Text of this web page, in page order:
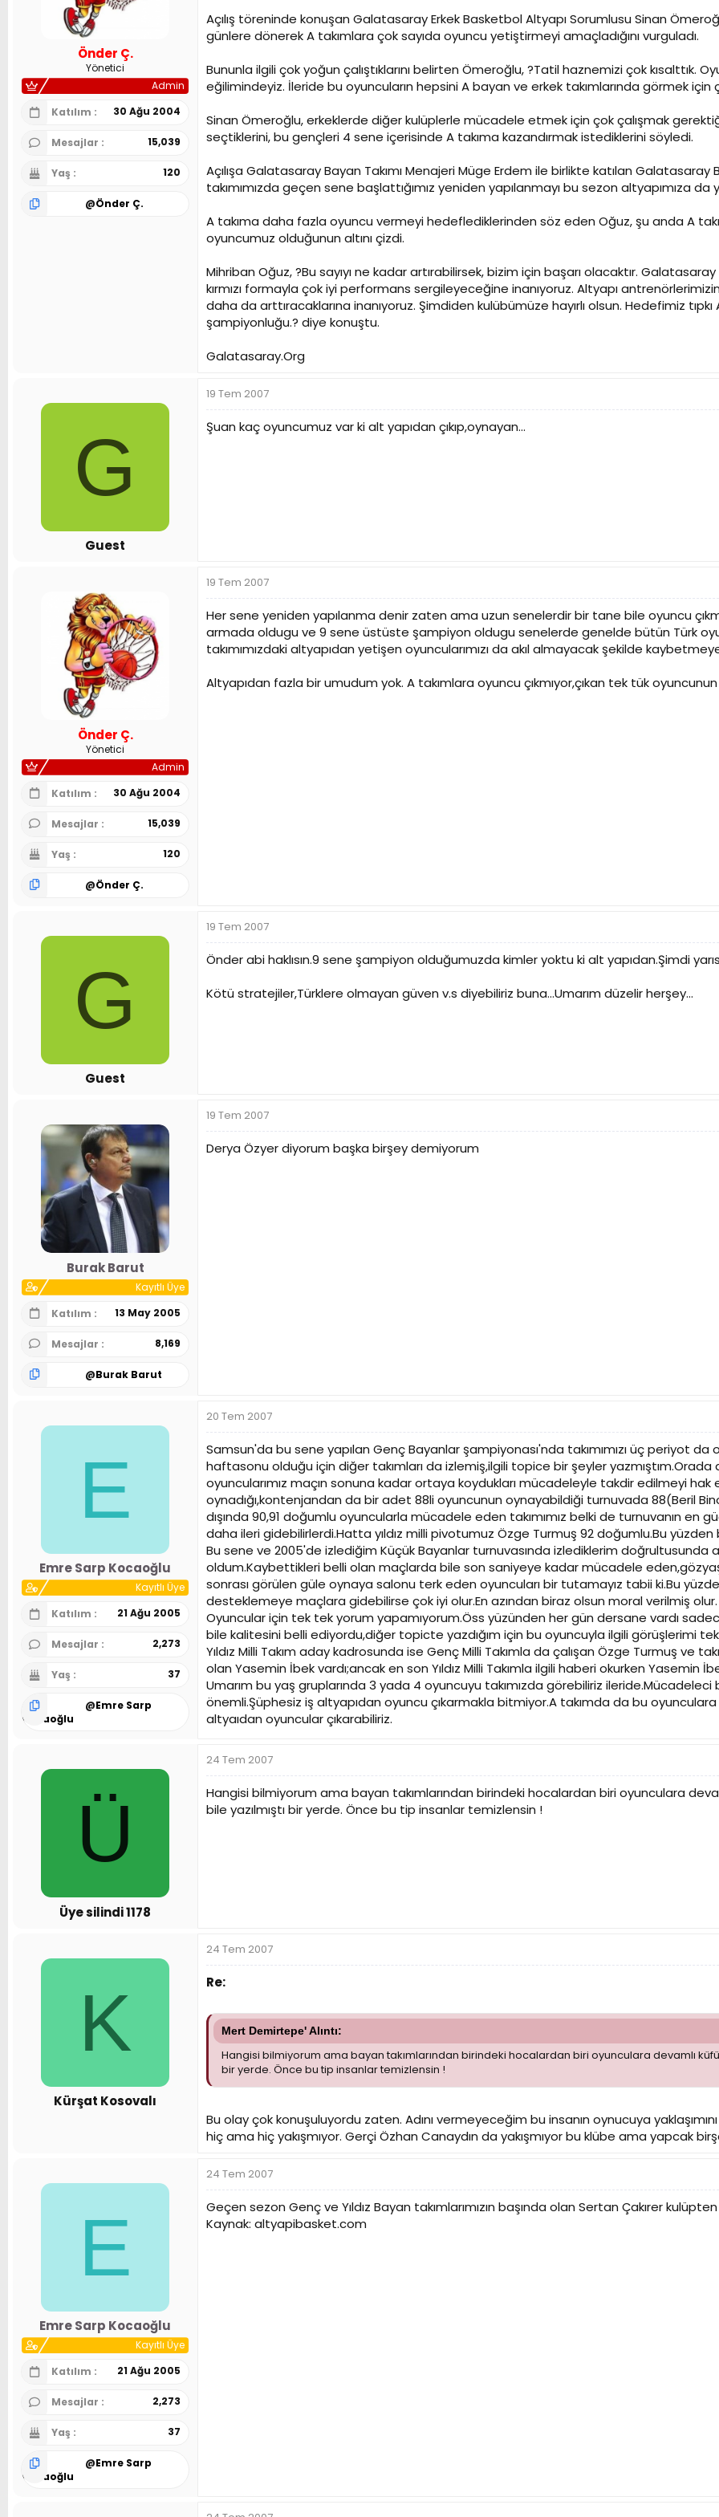
h
Önder Ç.
Yönetici
Admin
Katılım
30 Ağu 2004
Mesajlar 15,039
Yaş 120
@Önder Ç.
Açılış töreninde konuşan Galatasaray Erkek Basketbol Altyapı Sorumlusu Sinan
günlere dönerek A takımlara çok sayıda oyuncu yetiştirmeyi amaçladığını vurguladı.
Bununla ilgili çok yoğun çalıştıklarını belirten Ömeroğlu, ?Tatil haznemizi çok kısalttık.
eğilimindeyiz. İleride bu oyuncuların hepsini A bayan ve erkek takımlarında görmek için
Sinan Ömeroğlu, erkeklerde diğer kulüplerle mücadele etmek için çok çalışmak
seçtiklerini, bu gençleri 4 sene içerisinde A takıma kazandırmak istediklerini söyledi.
Açılışa Galatasaray Bayan Takımı Menajeri Müge Erdem ile birlikte katılan
takımımızda geçen sene başlattığımız yeniden yapılanmayı bu sezon altyapımıza da
A takıma daha fazla oyuncu vermeyi hedeflediklerinden söz eden Oğuz, şu anda A
oyuncumuz olduğunun altını çizdi.
Mihriban Oğuz, ?Bu sayıyı ne kadar artırabilirsek, bizim için başarı olacaktır.
kırmızı formayla çok iyi performans sergileyeceğine inanıyoruz. Altyapı
daha da arttıracaklarına inanıyoruz. Şimdiden kulübümüze hayırlı olsun. Hedefimiz
şampiyonluğu.? diye konuştu.
Galatasaray.Org
G
Guest
19 Tem 2007
Şuan kaç oyuncumuz var ki alt yapıdan çıkıp,oynayan...
Önder Ç.
Yönetici
Admin
Katılım
30 Ağu 2004
Mesajlar 15,039
Yaş 120
@Önder Ç.
19 Tem 2007
Her sene yeniden yapılanma denir zaten ama uzun senelerdir bir tane bile oyuncu
armada oldugu ve 9 sene üstüste şampiyon oldugu senelerde genelde bütün Türk
takımımızdaki altyapıdan yetişen oyuncularımızı da akıl almayacak şekilde
Altyapıdan fazla bir umudum yok. A takımlara oyuncu çıkmıyor,çıkan tek tük
G
Guest
19 Tem 2007
Önder abi haklısın.9 sene şampiyon olduğumuzda kimler yoktu ki alt yapıdan.Şimdi
Kötü stratejiler,Türklere olmayan güven v.s diyebiliriz buna...Umarım düzelir herşey...
Burak Barut
Kayıtlı Üye
Katılım
13 May 2005
Mesajlar 8,169
@Burak Barut
19 Tem 2007
Derya Özyer diyorum başka birşey demiyorum
E
Emre Sarp Kocaoğlu
Kayıtlı Üye
Katılım
21 Ağu 2005
Mesajlar 2,273
Yaş 37
@Emre Sarp
Kocaoğlu
20 Tem 2007
Samsun'da bu sene yapılan Genç Bayanlar şampiyonası'nda takımımızı üç periyot da
haftasonu olduğu için diğer takımları da izlemiş,ilgili topice bir şeyler
oyuncularımız maçın sonuna kadar ortaya koydukları mücadeleyle takdir edilmeyi hak
oynadığı,kontenjandan da bir adet 88li oyuncunun oynayabildiği turnuvada 88(Beril
dışında 90,91 doğumlu oyuncularla mücadele eden takımımız belki de turnuvanın en
daha ileri gidebilirlerdi.Hatta yıldız milli pivotumuz Özge Turmuş 92 doğumlu.Bu yüzden
Bu sene ve 2005'de izlediğim Küçük Bayanlar turnuvasında izlediklerim
oldum.Kaybettikleri belli olan maçlarda bile son saniyeye kadar mücadele
sonrası görülen güle oynaya salonu terk eden oyuncuları bir tutamayız tabii ki.Bu
desteklemeye maçlara gidebilirse çok iyi olur.En azından biraz olsun moral verilmiş olur.
Oyuncular için tek tek yorum yapamıyorum.Öss yüzünden her gün dersane vardı
bile kalitesini belli ediyordu,diğer topicte yazdığım için bu oyuncuyla ilgili görüşlerimi
Yıldız Milli Takım aday kadrosunda ise Genç Milli Takımla da çalışan Özge Turmuş ve
olan Yasemin İbek vardı;ancak en son Yıldız Milli Takımla ilgili haberi okurken Yasemin
Umarım bu yaş gruplarında 3 yada 4 oyuncuyu takımızda görebiliriz
önemli.Şüphesiz iş altyapıdan oyuncu çıkarmakla bitmiyor.A takımda da bu
altyaıdan oyuncular çıkarabiliriz.
Ü
Üye silindi 1178
24 Tem 2007
Hangisi bilmiyorum ama bayan takımlarından birindeki hocalardan biri oyunculara
bile yazılmıştı bir yerde. Önce bu tip insanlar temizlensin !
K
Kürşat Kosovalı
24 Tem 2007
Re:
Mert Demirtepe' Alıntı:
Hangisi bilmiyorum ama bayan takımlarından birindeki hocalardan biri oyunculara devamlı
bir yerde. Önce bu tip insanlar temizlensin !
Bu olay çok konuşuluyordu zaten. Adını vermeyeceğim bu insanın oynucuya
hiç ama hiç yakışmıyor. Gerçi Özhan Canaydın da yakışmıyor bu klübe ama yapcak
E
Emre Sarp Kocaoğlu
Kayıtlı Üye
Katılım
21 Ağu 2005
Mesajlar 2,273
Yaş 37
@Emre Sarp
Kocaoğlu
24 Tem 2007
Geçen sezon Genç ve Yıldız Bayan takımlarımızın başında olan Sertan Çakırer kulüpten
Kaynak: altyapibasket.com